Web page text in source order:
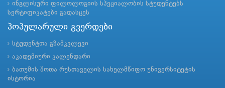
ინგლისური ფილოლოგიის სპეციალობის სტუდენტებს
სერტიფიკატები გადასცეს
პოპულარული გვერდები
სტუდენტთა გზამკვლევი
აკადემიური კალენდარი
ბათუმის შოთა რუსთაველის სახელმწიფო უნივერსიტეტის
ისტორია